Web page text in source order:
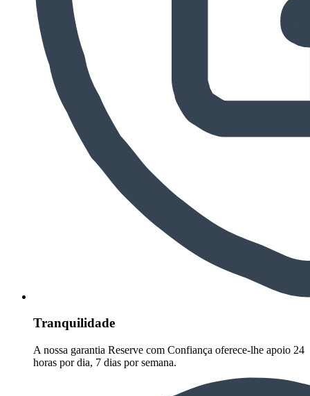
Tranquilidade
A nossa garantia Reserve com Confiança oferece-lhe apoio 24
horas por dia, 7 dias por semana.